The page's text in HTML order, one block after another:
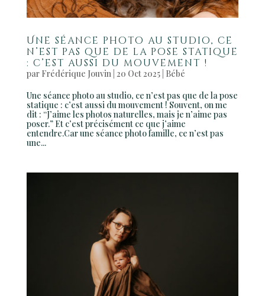
Une séance photo au studio, ce
n’est pas que de la pose statique
: c’est aussi du mouvement !
par Frédérique Jouvin| 20 Oct 2025| Bébé
Une séance photo au studio, ce n’est pas que de la pose
statique : c’est aussi du mouvement ! Souvent, on me
dit : “J’aime les photos naturelles, mais je n’aime pas
poser.” Et c’est précisément ce que j’aime
entendre.Car une séance photo famille, ce n’est pas
une...